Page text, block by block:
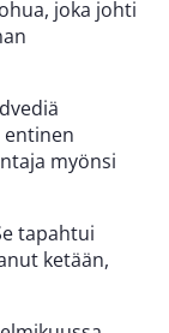
joka johti
entinen
myönsi
tapahtui
ketään,